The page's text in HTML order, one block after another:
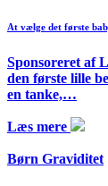
At vælge det første
Sponsoreret af
den første lille
en tanke,…
Læs mere
Børn Graviditet